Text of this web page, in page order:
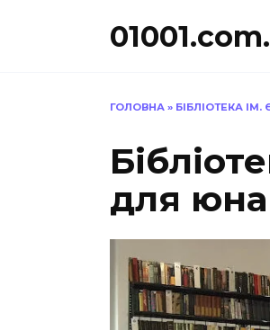
ГОЛОВНА » БІБЛІОТЕКА
для